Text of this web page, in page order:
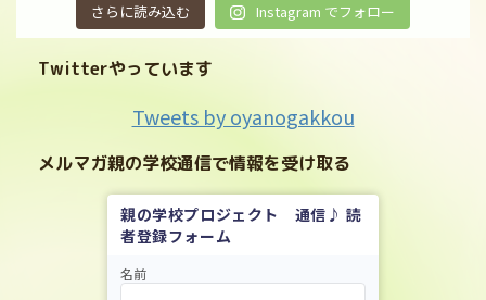
さらに読み込む Instagram でフォロー
Twitterやっています
Tweets by oyanogakkou
メルマガ親の学校通信で情報を受け取る
親の学校プロジェクト 通信♪ 読
者登録フォーム
名前